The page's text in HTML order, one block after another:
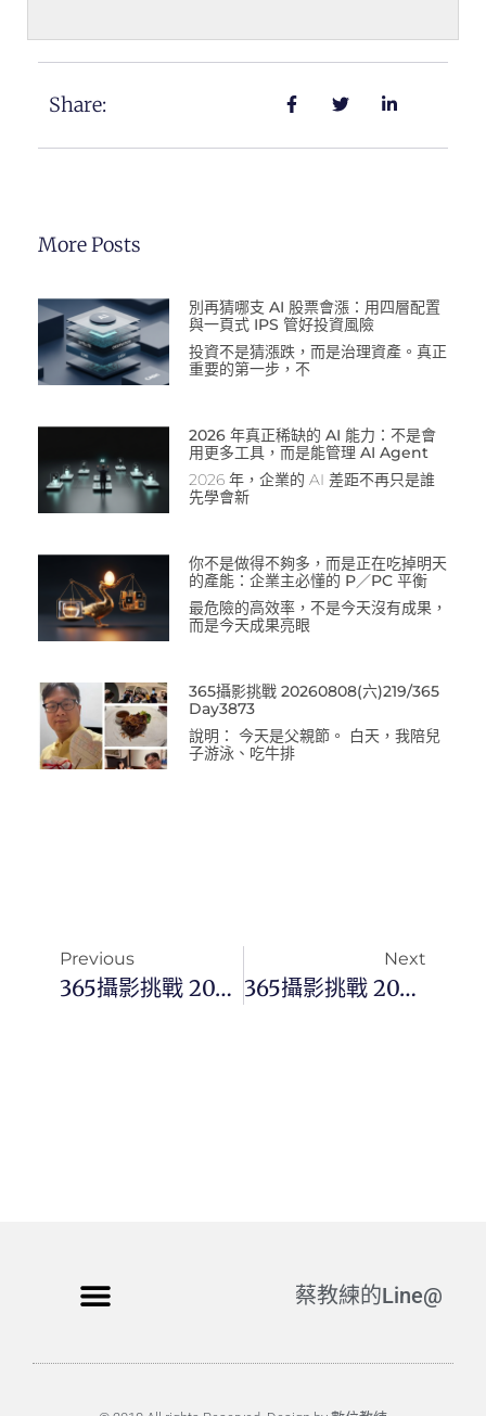
Share:
More Posts
別再猜哪支 AI 股票會漲：用四層配置
與一頁式 IPS 管好投資風險
投資不是猜漲跌，而是治理資產。真正
重要的第一步，不
2026 年真正稀缺的 AI 能力：不是會
用更多工具，而是能管理 AI Agent
2026 年，企業的 AI 差距不再只是誰
先學會新
你不是做得不夠多，而是正在吃掉明天
的產能：企業主必懂的 P／PC 平衡
最危險的高效率，不是今天沒有成果，
而是今天成果亮眼
365攝影挑戰 20260808(六)219/365
Day3873
說明： 今天是父親節。 白天，我陪兒
子游泳、吃牛排
Previous
365攝影挑戰 20250903(三)246/365 Day3515
Next
365攝影挑戰 20250905(五)248/365 Day3517
蔡教練的Line@